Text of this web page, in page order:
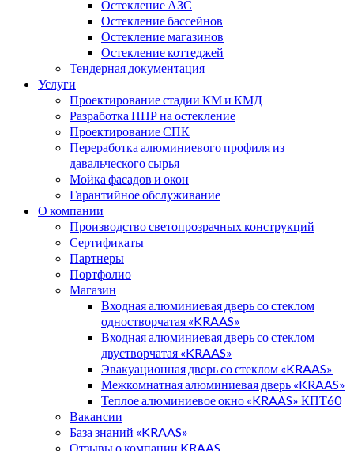
Остекление АЗС
Остекление бассейнов
Остекление магазинов
Остекление коттеджей
Тендерная документация
Услуги
Проектирование стадии КМ и КМД
Разработка ППР на остекление
Проектирование СПК
Переработка алюминиевого профиля из
давальческого сырья
Мойка фасадов и окон
Гарантийное обслуживание
О компании
Производство светопрозрачных конструкций
Сертификаты
Партнеры
Портфолио
Магазин
Входная алюминиевая дверь со стеклом
одностворчатая «KRAAS»
Входная алюминиевая дверь со стеклом
двустворчатая «KRAAS»
Эвакуационная дверь со стеклом «KRAAS»
Межкомнатная алюминиевая дверь «KRAAS»
Теплое алюминиевое окно «KRAAS» КПТ60
Вакансии
База знаний «KRAAS»
Отзывы о компании KRAAS